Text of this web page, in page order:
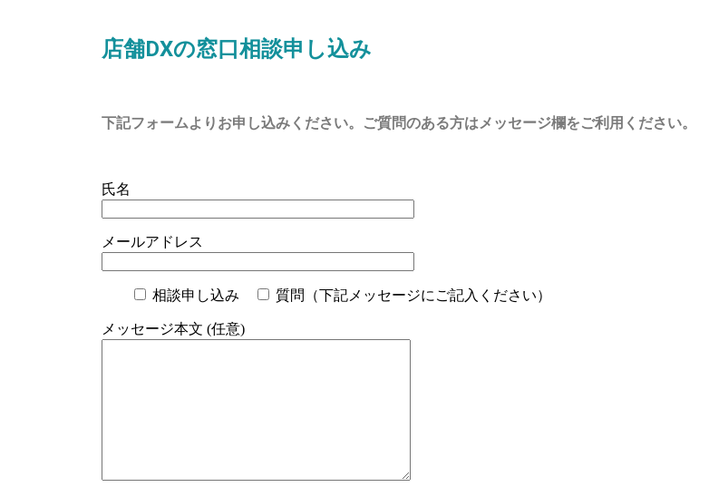
店舗DXの窓口相談申し込み
下記フォームよりお申し込みください。ご質問のある方はメッセージ欄をご利用ください。
氏名
メールアドレス
相談申し込み 質問（下記メッセージにご記入ください）
メッセージ本文 (任意)